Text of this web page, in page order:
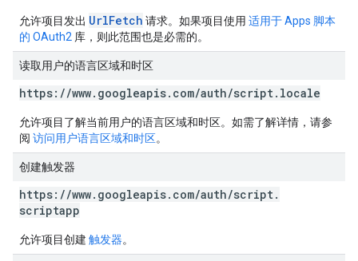
允许项目发出 UrlFetch 请求。如果项目使用 适用于 Apps 脚本
的 OAuth2 库，则此范围也是必需的。
读取用户的语言区域和时区
https: //www. googleapis. com/auth/script. locale
允许项目了解当前用户的语言区域和时区。如需了解详情，请参
阅 访问用户语言区域和时区。
创建触发器
https: //www. googleapis. com/auth/script.
scriptapp
允许项目创建 触发器。